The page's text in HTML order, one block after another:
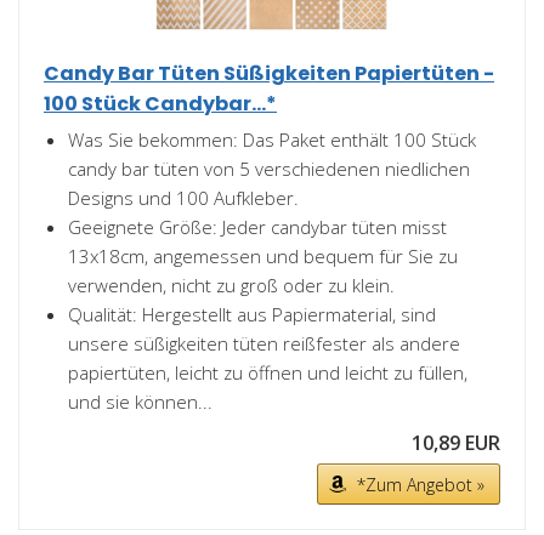
Candy Bar Tüten Süßigkeiten Papiertüten -
100 Stück Candybar...*
Was Sie bekommen: Das Paket enthält 100 Stück
candy bar tüten von 5 verschiedenen niedlichen
Designs und 100 Aufkleber.
Geeignete Größe: Jeder candybar tüten misst
13x18cm, angemessen und bequem für Sie zu
verwenden, nicht zu groß oder zu klein.
Qualität: Hergestellt aus Papiermaterial, sind
unsere süßigkeiten tüten reißfester als andere
papiertüten, leicht zu öffnen und leicht zu füllen,
und sie können...
10,89 EUR
*Zum Angebot »